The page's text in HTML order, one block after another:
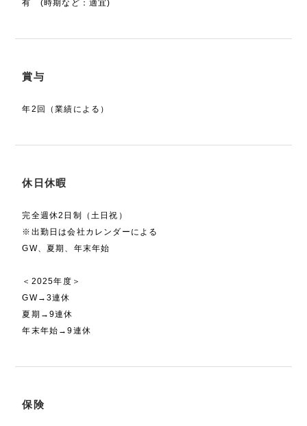
有 (時期など：適宜)
賞与
年2回（業績による）
休日休暇
完全週休2日制（土日祝）
※出勤日は会社カレンダーによる
GW、夏期、年末年始
＜2025年度＞
GW→3連休
夏期→9連休
年末年始→9連休
保険